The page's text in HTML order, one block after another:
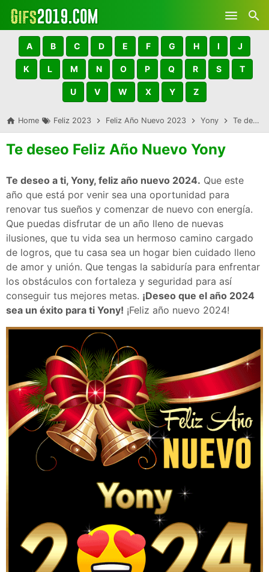
Skip to main content
A B C D E F G H I J
K L M N O P Q R S T
U V W X Y Z
Home Feliz 2023 Feliz Año Nuevo 2023 Yony Te deseo Feliz Año Nuevo Yony
Te deseo Feliz Año Nuevo Yony
Te deseo a ti, Yony, feliz año nuevo 2024. Que este
año que está por venir sea una oportunidad para
renovar tus sueños y comenzar de nuevo con energía.
Que puedas disfrutar de un año lleno de nuevas
ilusiones, que tu vida sea un hermoso camino cargado
de logros, que tu casa sea un hogar bien cuidado lleno
de amor y unión. Que tengas la sabiduría para enfrentar
los obstáculos con fortaleza y seguridad para así
conseguir tus mejores metas. ¡Deseo que el año 2024
sea un éxito para ti Yony! ¡Feliz año nuevo 2024!